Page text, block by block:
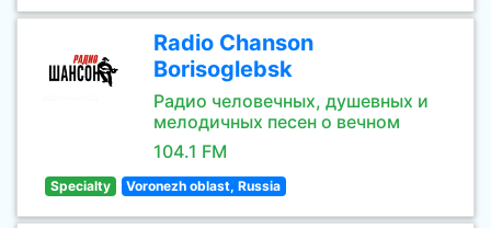
Radio Chanson
Borisoglebsk
Радио человечных, душевных и
мелодичных песен о вечном
104.1 FM
Specialty Voronezh oblast, Russia